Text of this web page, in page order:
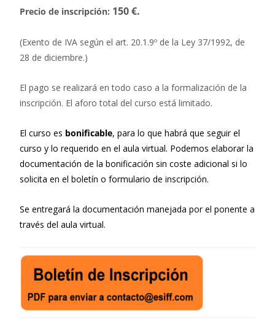
Precio de inscripción: 150 €.
(Exento de IVA según el art. 20.1.9º de la Ley 37/1992, de
28 de diciembre.)
El pago se realizará en todo caso a la formalización de la
inscripción. El aforo total del curso está limitado.
El curso es bonificable, para lo que habrá que seguir el
curso y lo requerido en el aula virtual. Podemos elaborar la
documentación de la bonificación sin coste adicional si lo
solicita en el boletín o formulario de inscripción.
Se entregará la documentación manejada por el ponente a
través del aula virtual.